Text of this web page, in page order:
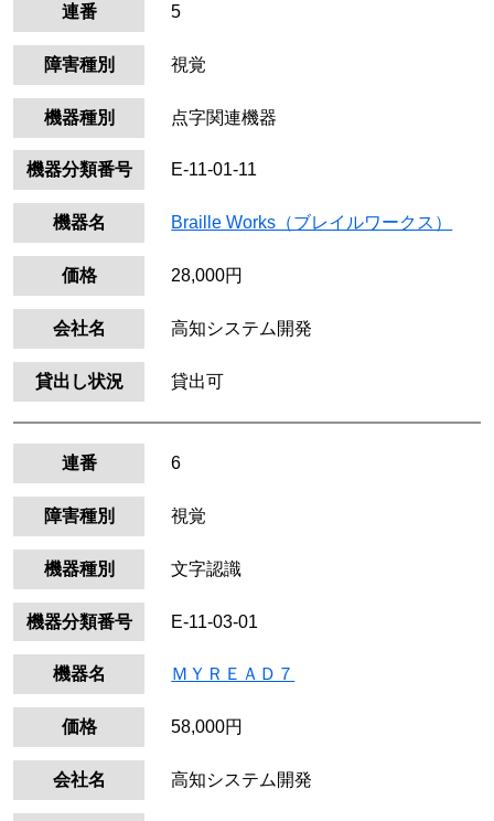
連番 5
障害種別 視覚
機器種別 点字関連機器
機器分類番号 E-11-01-11
機器名 Braille Works（ブレイルワークス）
価格 28,000円
会社名 高知システム開発
貸出し状況 貸出可
連番 6
障害種別 視覚
機器種別 文字認識
機器分類番号 E-11-03-01
機器名 ＭＹＲＥＡＤ７
価格 58,000円
会社名 高知システム開発